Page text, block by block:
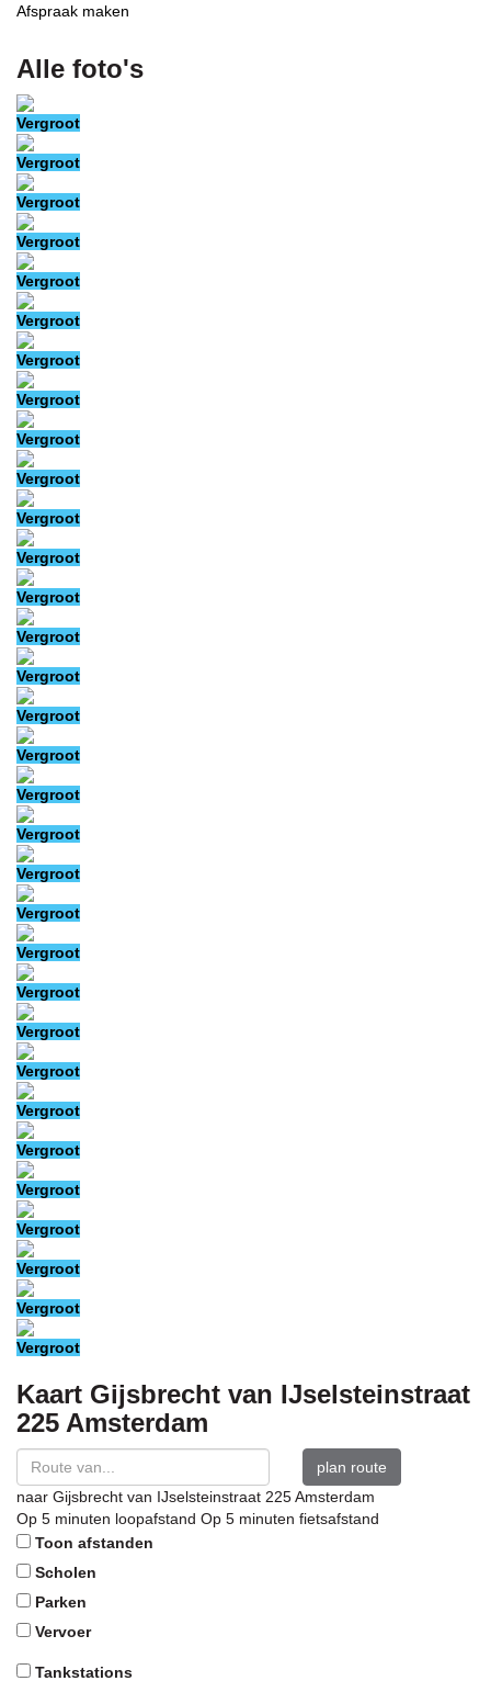
Afspraak maken
Alle foto's
Vergroot
Vergroot
Vergroot
Vergroot
Vergroot
Vergroot
Vergroot
Vergroot
Vergroot
Vergroot
Vergroot
Vergroot
Vergroot
Vergroot
Vergroot
Vergroot
Vergroot
Vergroot
Vergroot
Vergroot
Vergroot
Vergroot
Vergroot
Vergroot
Vergroot
Vergroot
Vergroot
Vergroot
Vergroot
Vergroot
Vergroot
Vergroot
Kaart Gijsbrecht van IJselsteinstraat
225 Amsterdam
plan route
naar Gijsbrecht van IJselsteinstraat 225Amsterdam
Op 5 minuten loopafstand Op 5 minuten fietsafstand
Toon afstanden
Scholen
Parken
Vervoer
Tankstations